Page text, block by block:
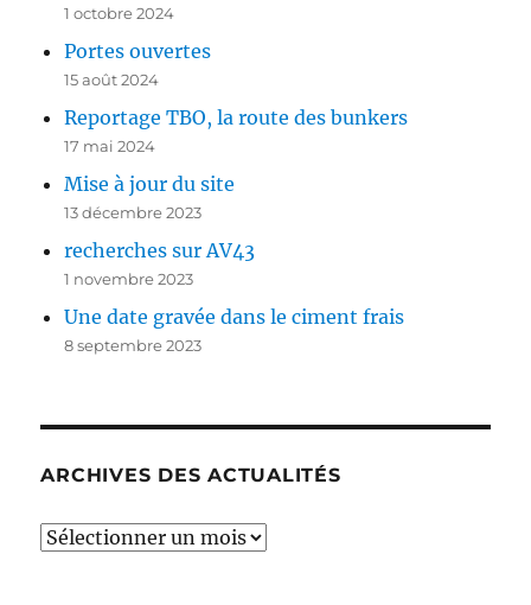
1 octobre 2024
Portes ouvertes
15 août 2024
Reportage TBO, la route des bunkers
17 mai 2024
Mise à jour du site
13 décembre 2023
recherches sur AV43
1 novembre 2023
Une date gravée dans le ciment frais
8 septembre 2023
ARCHIVES DES ACTUALITÉS
Archives